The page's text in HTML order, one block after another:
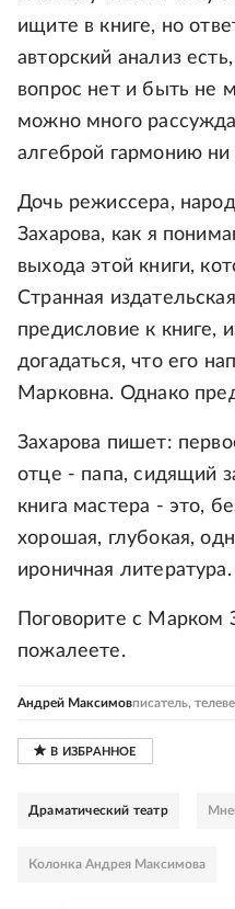
ищите в книге, но
авторский анализ
вопрос нет и быть не
можно много
алгеброй гармонию ни
Дочь режиссера,
Захарова, как я
выхода этой книги,
Странная
предисловие к книге,
догадаться, что его
Марковна. Однако
Захарова пишет:
отце - папа, сидящий
книга мастера - это,
хорошая, глубокая,
ироничная литература.
Поговорите с Марком
пожалеете.
Андрей Максимовписатель,
Драматический театр
Колонка Андрея Максимова